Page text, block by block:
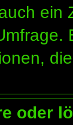
ein
oder